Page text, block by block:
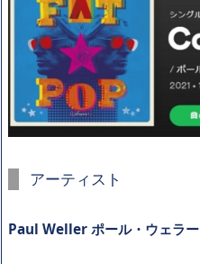
アーティスト
Paul Weller ポール・ウェラー